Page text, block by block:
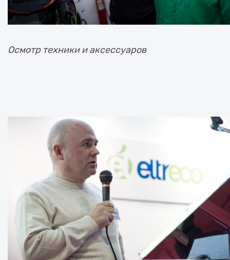
Осмотр техники и аксессуаров